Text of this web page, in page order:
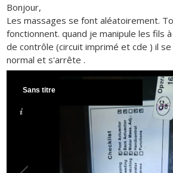
Bonjour,
Les massages se font aléatoirement.
fonctionnent. quand je manipule les fils
de contrôle (circuit imprimé et cde ) il
normal et s'arrête .
Sans titre